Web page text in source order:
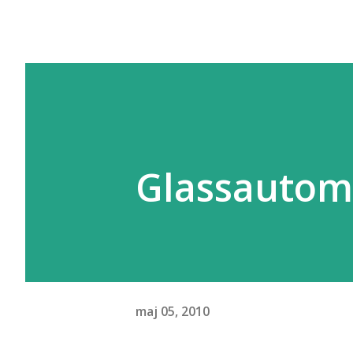
maj 05, 2010